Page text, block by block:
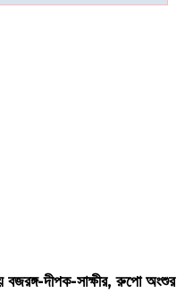
দীপক-সাক্ষীর, রুপো অংশুর